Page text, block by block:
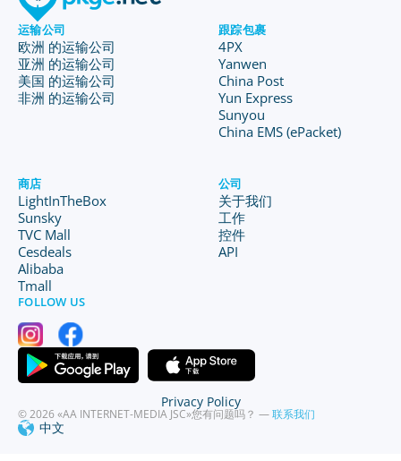
运输公司
欧洲 的运输公司
亚洲 的运输公司
美国 的运输公司
非洲 的运输公司
跟踪包裹
4PX
Yanwen
China Post
Yun Express
Sunyou
China EMS (ePacket)
商店
LightInTheBox
Sunsky
TVC Mall
Cesdeals
Alibaba
Tmall
公司
关于我们
工作
控件
API
FOLLOW US
© 2026 «AA INTERNET-MEDIA JSC»您有问题吗？ —联系我们
中文
Privacy Policy